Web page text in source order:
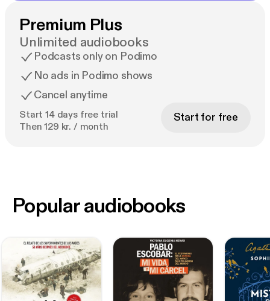
Premium Plus
Unlimited audiobooks
Podcasts only on Podimo
No ads in Podimo shows
Cancel anytime
Start 14 days free trial
Then 129 kr. / month
Start for free
Popular audiobooks